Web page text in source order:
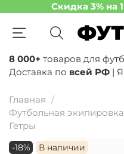
Скидка 3% на
8 000+ товаров для
Доставка по всей РФ |
Главная
Футбольная
Гетры
-18% В наличии